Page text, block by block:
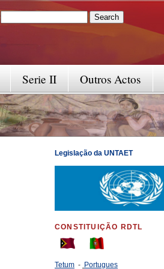
Search form
Outros Actos
Serie II
Legislação da UNTAET
CONSTITUIÇÃO RDTL
Tetum - Portugues